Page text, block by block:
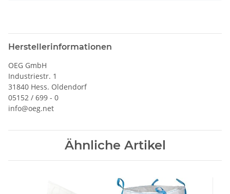
Herstellerinformationen
OEG GmbH
Industriestr. 1
31840 Hess. Oldendorf
05152 / 699 - 0
info@oeg.net
Ähnliche Artikel